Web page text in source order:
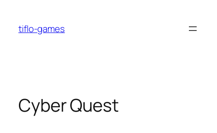
содержимому
tiflo-games
Cyber Quest